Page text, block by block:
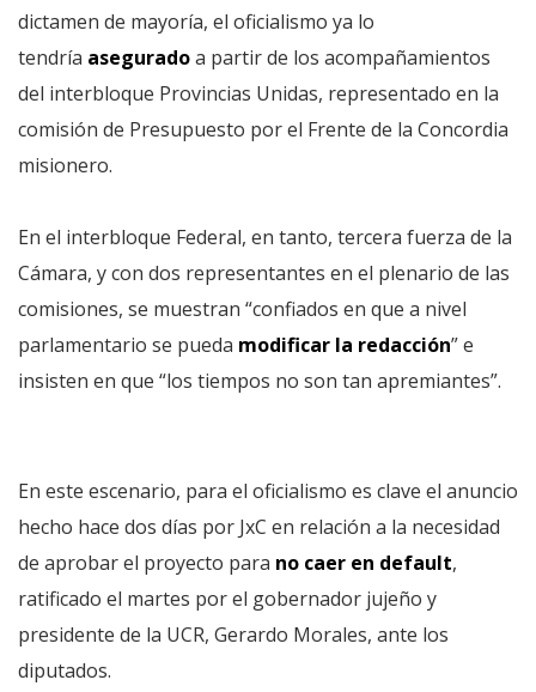
dictamen de mayoría, el oficialismo ya lo
tendría aseguradoa partir de los acompañamientos
del interbloque Provincias Unidas, representado en la
comisión de Presupuesto por el Frente de la Concordia
misionero.
En el interbloque Federal, en tanto, tercera fuerza de la
Cámara, y con dos representantes en el plenario de las
comisiones, se muestran “confiados en que a nivel
parlamentario se pueda modificar la redacción” e
insisten en que “los tiempos no son tan apremiantes”.
En este escenario, para el oficialismo es clave el anuncio
hecho hace dos días por JxC en relación a la necesidad
de aprobar el proyecto para no caer en default,
ratificado el martes por el gobernador jujeño y
presidente de la UCR, Gerardo Morales, ante los
diputados.